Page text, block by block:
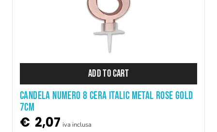
ADD TO CART
CANDELA NUMERO 8 CERA ITALIC METAL ROSE GOLD
7CM
€ 2,07 iva inclusa